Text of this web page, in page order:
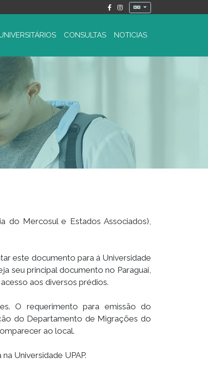
CONSULTAS NOTICIAS
do Mercosul e Estados Associados),
este documento para á Universidade
seu principal documento no Paraguai,
aos diversos prédios.
O requerimento para emissão do
do Departamento de Migrações do
ao local.
Universidade UPAP.